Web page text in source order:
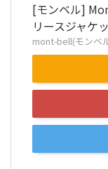
[モンベル]
リースジャケ
mont-bell(モンベ